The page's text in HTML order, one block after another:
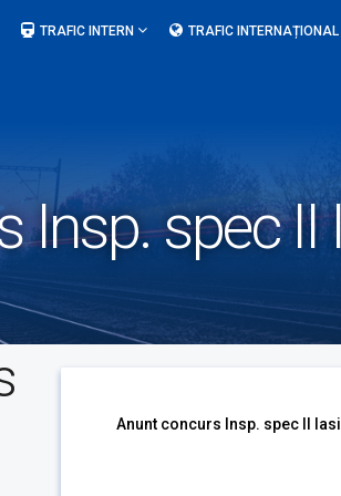
TRAFIC INTERN TRAFIC INTERNAȚIONAL
Insp. spec
Anunt concurs Insp. spec II